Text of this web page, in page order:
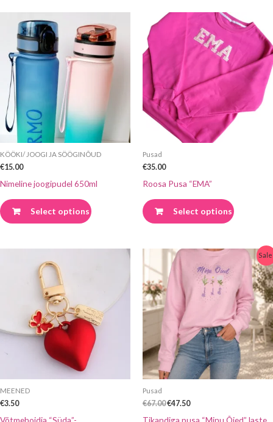
KÖÖKI/ JOOGI JA SÖÖGINÕUD
€15.00
Nimeline joogipudel 650ml
Select options
tootel
mitu
saab
teha
tootelehel.
Pusad
€35.00
Roosa Pusa “EMA”
Select options
Sellel
tootel
mitu
varianti.
Valikuid
saab
MEENED
€3.50
Võtmehoidja “Süda”-
Pusad
€67.00
Algne
hind
oli:
€67.00.
€47.50
Praegune
hind
on:
€47.50.
Tikandiga pusa “Minu Õied” laste
Sellel
tootel
on
mitu
varianti.
Valikuid
saab
teha
tootelehel.